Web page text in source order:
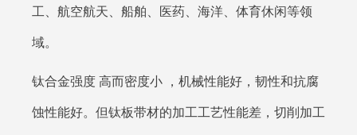
工、航空航天、船舶、医药、海洋、体育休闲等领
域。
钛合金强度 高而密度小 ，机械性能好，韧性和抗腐
蚀性能好。但钛板带材的加工工艺性能差，切削加工